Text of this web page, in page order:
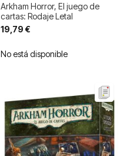
Arkham Horror, El juego de
cartas: Rodaje Letal
19,79 €
No está disponible